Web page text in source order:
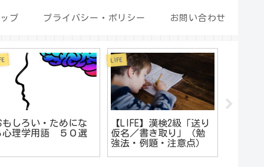
プ プライバシー・ポリシー お問い合わせ
もしろい・ためにな
心理学用語 ５０選
LIFE
【LIFE】漢検2級「送り
仮名／書き取り」（勉
強法・例題・注意点）